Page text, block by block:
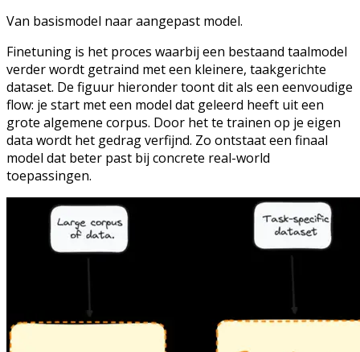
Van basismodel naar aangepast model.
Finetuning is het proces waarbij een bestaand taalmodel
verder wordt getraind met een kleinere, taakgerichte
dataset. De figuur hieronder toont dit als een eenvoudige
flow: je start met een model dat geleerd heeft uit een
grote algemene corpus. Door het te trainen op je eigen
data wordt het gedrag verfijnd. Zo ontstaat een finaal
model dat beter past bij concrete real-world
toepassingen.